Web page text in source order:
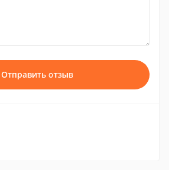
Отправить отзыв